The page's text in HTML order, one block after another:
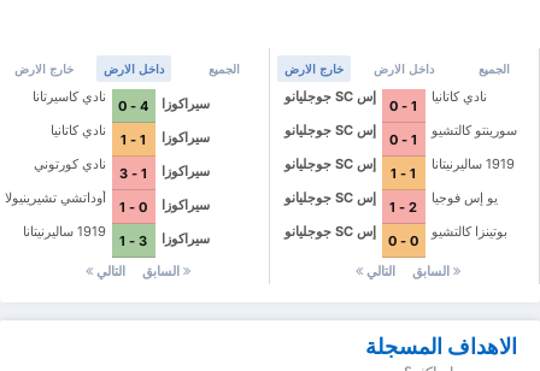
الجميع داخل الارض خارج الارض
نادي كاسيرتانا
4 - 0
سيراكوزا
نادي كاتانيا
1 - 1
سيراكوزا
نادي كورتوني
1 - 3
سيراكوزا
أوداتشي تشيرينيولا
0 - 1
سيراكوزا
1919 ساليرنيتانا
3 - 1
سيراكوزا
السابق
التالي
الجميع داخل الارض خارج الارض
إس SC جوجليانو
1 - 0
نادي كاتانيا
إس SC جوجليانو
1 - 0
سورينتو كالتشيو
إس SC جوجليانو
1 - 1
1919 ساليرنيتانا
إس SC جوجليانو
2 - 1
يو إس فوجيا
إس SC جوجليانو
0 - 0
بوتينزا كالتشيو
السابق التالي
الاهداف المسجلة